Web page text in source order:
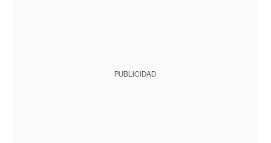
PUBLICIDAD